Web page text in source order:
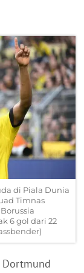
di Piala Dunia
Timnas
6 gol dari 22
Dortmund